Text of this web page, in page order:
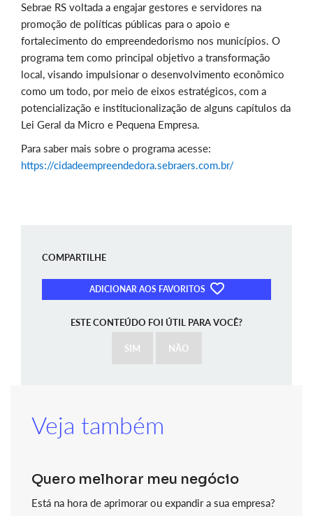
Sebrae RS voltada a engajar gestores e servidores na
promoção de políticas públicas para o apoio e
fortalecimento do empreendedorismo nos municípios. O
programa tem como principal objetivo a transformação
local, visando impulsionar o desenvolvimento econômico
como um todo, por meio de eixos estratégicos, com a
potencialização e institucionalização de alguns capítulos da
Lei Geral da Micro e Pequena Empresa.
Para saber mais sobre o programa acesse:
https://cidadeempreendedora.sebraers.com.br/
COMPARTILHE
ADICIONAR AOS FAVORITOS
ESTE CONTEÚDO FOI ÚTIL PARA VOCÊ?
SIM NÃO
Veja também
Quero melhorar meu negócio
Está na hora de aprimorar ou expandir a sua empresa?